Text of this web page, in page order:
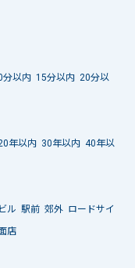
分以内 15分以内 20分以
年以内 30年以内 40年以
ル 駅前 郊外 ロードサイ
店